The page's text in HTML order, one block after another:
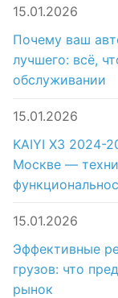
15.01.2026
Почему ваш
лучшего: всё,
обслуживании
15.01.2026
KAIYI X3 2024-
Москве —
15.01.2026
Эффективные
грузов: что
рынок